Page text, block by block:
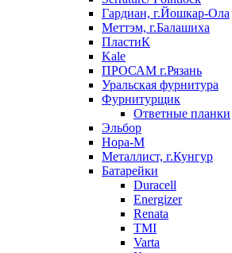
Гардиан, г.Йошкар-Ола
Меттэм, г.Балашиха
ПластиК
Kale
ПРОСАМ г.Рязань
Уральская фурнитура
Фурнитурщик
Ответные планки
Эльбор
Нора-М
Металлист, г.Кунгур
Батарейки
Duracell
Energizer
Renata
TMI
Varta